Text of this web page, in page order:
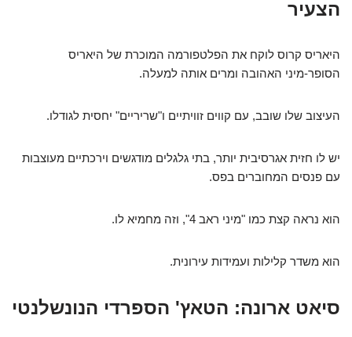
הצעיר
היאריס קרוס לוקח את הפלטפורמה המוכרת של היאריס
הסופר-מיני האהובה ומרים אותה למעלה.
העיצוב שלו שובב, עם קווים זוויתיים ו"שריריים" יחסית לגודלו.
יש לו חזית אגרסיבית יותר, בתי גלגלים מודגשים וירכתיים מעוצבות
עם פנסים המחוברים בפס.
הוא נראה קצת כמו "מיני ראב 4", וזה מחמיא לו.
הוא משדר קלילות ועמידות עירונית.
סיאט ארונה: הטאץ' הספרדי הנונשלנטי